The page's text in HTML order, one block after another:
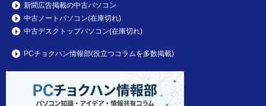
新聞広告掲載の中古パソコン
中古ノートパソコン(在庫切れ)
中古デスクトップパソコン(在庫切れ)
PCチョクハン情報部(役立つコラムを多数掲載)